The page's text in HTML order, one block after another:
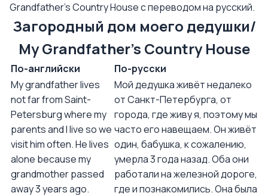
Grandfather’s Country House с переводом на русский.
Загородный дом моего дедушки/
My Grandfather’s Country House
По-английски
По-русски
My grandfather lives
not far from Saint-
Petersburg where my
parents and I live so we
visit him often. He lives
alone because my
grandmother passed
away 3 years ago.
Мой дедушка живёт недалеко
от Санкт-Петербурга, от
города, где живу я, поэтому мы
часто его навещаем. Он живёт
один, бабушка, к сожалению,
умерла 3 года назад. Оба они
работали на железной дороге,
где и познакомились. Она была